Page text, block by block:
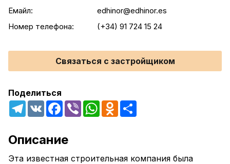
Емайл:
edhinor@edhinor.es
Номер телефона:
(+34) 91 724 15 24
Связаться с застройщиком
Поделиться
Telegram
VK Facebook
Viber WhatsAppOdnoklassniki
Описание
Эта известная строительная компания была